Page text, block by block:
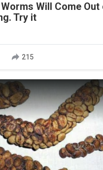
Will Come Out
Try it
215